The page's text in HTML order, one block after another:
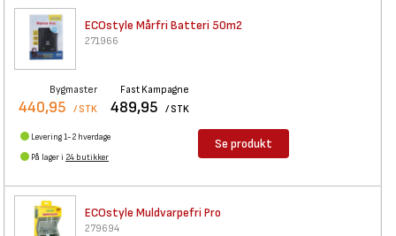
ECOstyle Mårfri Batteri 50m2
271966
Bygmaster
440,95 / STK
Fast Kampagne
489,95 / STK
Levering 1-2 hverdage
På lager i 24 butikker
Se produkt
ECOstyle Muldvarpefri Pro
279694